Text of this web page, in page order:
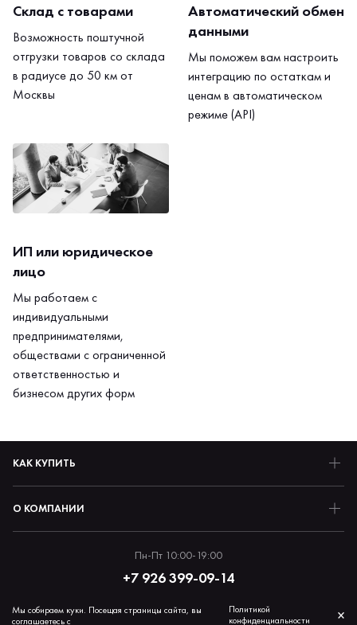
Склад с товарами
Возможность поштучной
отгрузки товаров со склада
в радиусе до 50 км от
Москвы
Автоматический обмен
данными
Мы поможем вам настроить
интеграцию по остаткам и
ценам в автоматическом
режиме (API)
ИП или юридическое
лицо
Мы работаем с
индивидуальными
предпринимателями,
обществами с ограниченной
ответственностью и
бизнесом других форм
КАК КУПИТЬ
О КОМПАНИИ
Пн-Пт 10:00-19:00
+7 926 399-09-14
Мы собираем куки. Посещая страницы сайта, вы
соглашаетесь с
Политикой
конфиденциальности
×